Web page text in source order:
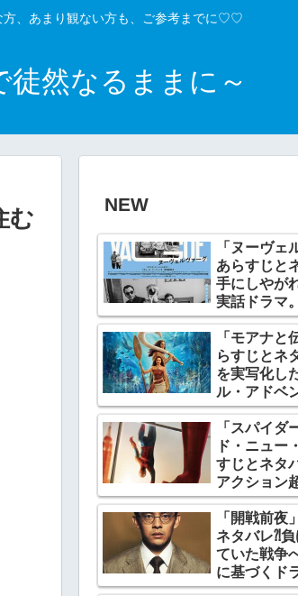
、あまり観ない方も、ご参考までに♡♡
然なるままに～
む
NEW
「ヌーヴェ
あらすじと
手にしやが
実話ドラマ。
「モアナと
らすじとネ
を実写化し
ル・アドベ
「スパイダ
ド・ニュー
すじとネタ
アクション
幕。
「開戦前夜
ネタバレ⁈
ていた戦争
に基づくド